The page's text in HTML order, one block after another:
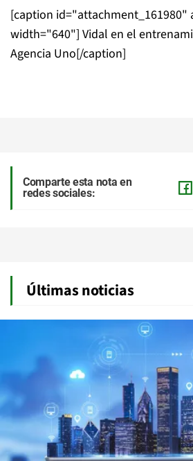
[caption
width="640"] Vidal en el
Agencia Uno[/caption]
Comparte esta nota en
redes sociales:
Últimas noticias